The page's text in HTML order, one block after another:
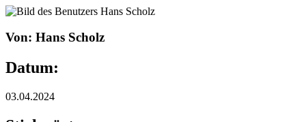
Von: Hans Scholz
Datum:
03.04.2024